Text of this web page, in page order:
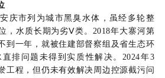
庆市列为城市黑臭水体，虽经多轮整
，水质长期为劣Ⅴ类。2018年大寨河第
到一年，就被住建部督察组及省生态环
排问题未得到实质性解决。2024年3
工程，但仍未有效解决周边控源截污问